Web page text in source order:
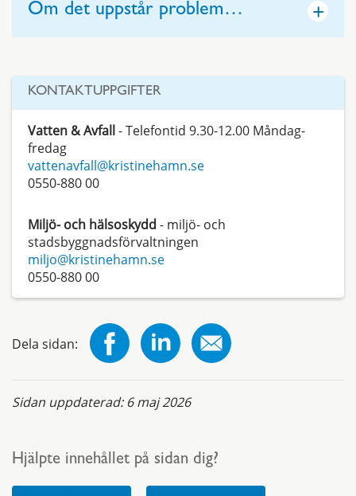
Om det uppstår problem… +
KONTAKTUPPGIFTER
Vatten & Avfall- Telefontid 9.30-12.00 Måndag-
fredag
vattenavfall@kristinehamn.se
0550-880 00
Miljö- och hälsoskydd - miljö- och
stadsbyggnadsförvaltningen
miljo@kristinehamn.se
0550-880 00
Dela sidan:
Sidan uppdaterad: 6 maj 2026
Hjälpte innehållet på sidan dig?